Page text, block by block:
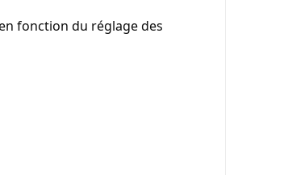
fonction du réglage des